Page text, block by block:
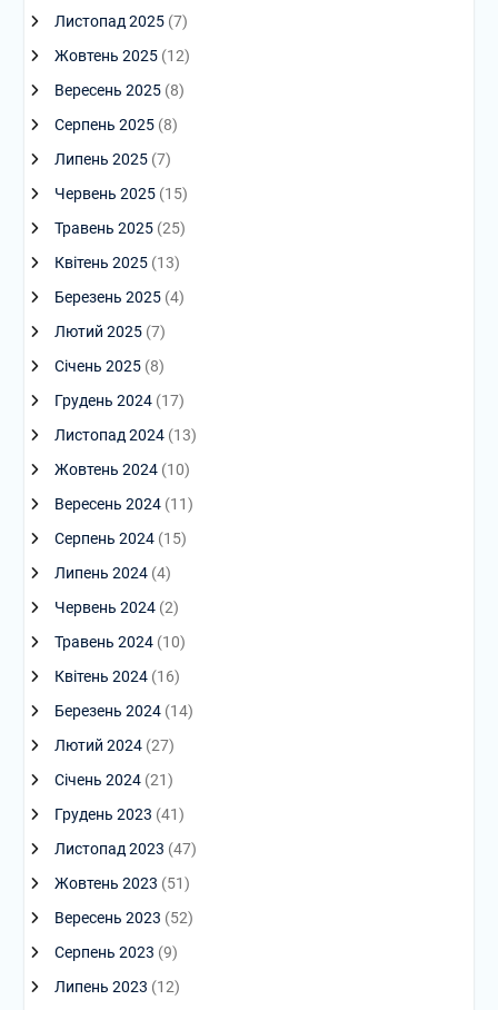
Листопад 2025(7)
Жовтень 2025(12)
Вересень 2025(8)
Серпень 2025(8)
Липень 2025(7)
Червень 2025(15)
Травень 2025(25)
Квітень 2025(13)
Березень 2025(4)
Лютий 2025(7)
Січень 2025(8)
Грудень 2024(17)
Листопад 2024(13)
Жовтень 2024(10)
Вересень 2024(11)
Серпень 2024(15)
Липень 2024(4)
Червень 2024(2)
Травень 2024(10)
Квітень 2024(16)
Березень 2024(14)
Лютий 2024(27)
Січень 2024(21)
Грудень 2023 (41)
Листопад 2023 (47)
Жовтень 2023 (51)
Вересень 2023 (52)
Серпень 2023 (9)
Липень 2023 (12)